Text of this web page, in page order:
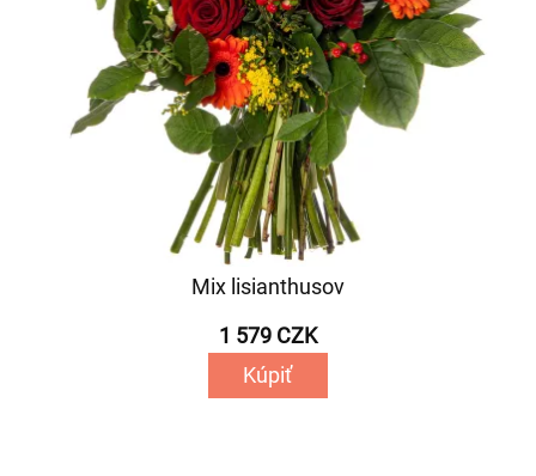
Mix lisianthusov
1 579 CZK
Kúpiť